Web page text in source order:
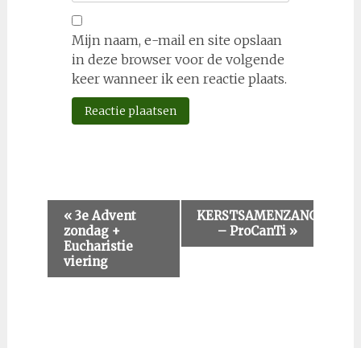
Mijn naam, e-mail en site opslaan
in deze browser voor de volgende
keer wanneer ik een reactie plaats.
Evenement
Navigatie
«3e Advent
zondag +
Eucharistie
viering
KERSTSAMENZANG
– ProCanTi »